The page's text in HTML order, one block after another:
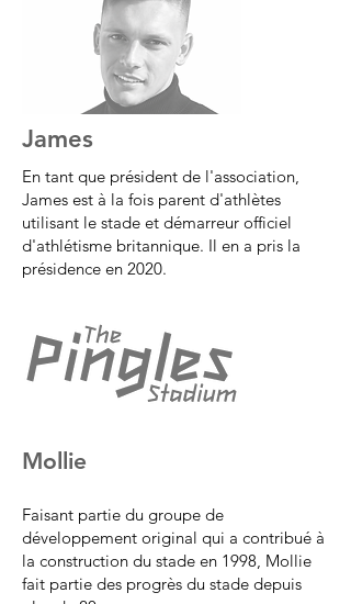
James
En tant que président de l'association,
James est à la fois parent d'athlètes
utilisant le stade et démarreur officiel
d'athlétisme britannique. Il en a pris la
présidence en 2020.
Mollie
Faisant partie du groupe de
développement original qui a contribué à
la construction du stade en 1998, Mollie
fait partie des progrès du stade depuis